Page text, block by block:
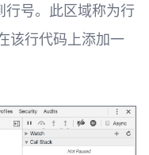
行号。此区域称为行
该行代码上添加一